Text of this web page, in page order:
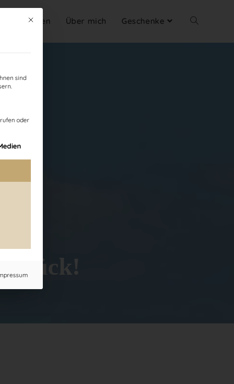
Über mich Geschenke
Mit diesem Button wird der Dialog geschlossen. Seine Funktionalität ist
sind
oder
erteilt werden kann. Die erste Service-Gruppe